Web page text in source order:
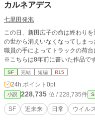
カルネアデス
七里田発泡
この日、新田広子の命は終わり
の世から消えいなくなってしま
職員の手によってトラックの荷
※こちらは8年前に書いた作品です
SF 完結 短編 R15
24h.ポイント 0pt
小説 228,735 位 / 228,735件
SF 近未来 日常 ウイル